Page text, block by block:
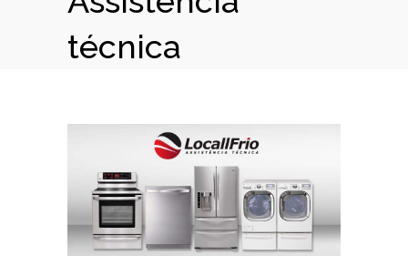
técnica
na região Vila
Ester